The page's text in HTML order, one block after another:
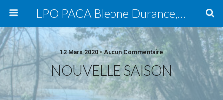
LPO PACA Bleone Durance, groupe local
12 Mars 2020 • Aucun Commentaire
NOUVELLE SAISON